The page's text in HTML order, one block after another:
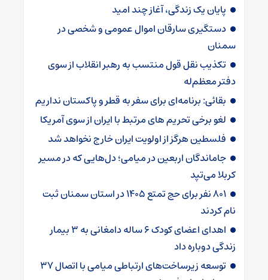
پایان یک زندگی، آغاز چند امید
دستگیری سارقان اموال عمومی و شخصی در
سمنان
تکذیب نقل قول منتسب به رهبر انقلاب از سوی
دفتر معظم‌له
بقائی: برنامه‌ای برای سفر به قطر و پاکستان نداریم
لغو برخی تحریم های مرتبط با ایران از سوی آمریکا
فلسطین هرگز از اولویت ایران خارج نخواهد شد
جاماندگان اربعین در میامی؛ دل‌هایی که در مسیر
کربلا می‌تپد
۸۰۱ نفر برای حج تمتع ۱۴۰۵ در استان سمنان ثبت
نام کردند
اهدای اعضای کودک ۶ ساله دامغانی به ۳ بیمار
زندگی دوباره داد
توسعه زیرساخت‌های ارتباطی میامی با اتصال ۳۷